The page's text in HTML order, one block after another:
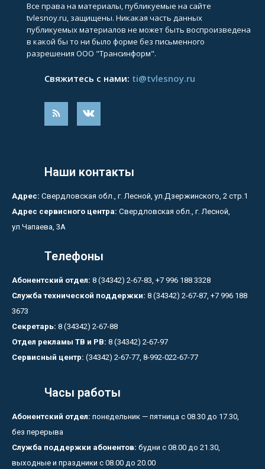
Все права на материалы, публикуемые на сайте
tvlesnoy.ru, защищены. Никакая часть данных
публикуемых материалов не может быть воспроизведена
в какой бы то ни было форме без письменного
разрешения ООО "Трансинформ".
Свяжитесь с нами: ti@tvlesnoy.ru
Наши контакты
Адрес: Свердловская обл., г. Лесной, ул.Дзержинского, 2 стр.1
Адрес сервисного центра: Свердловская обл., г. Лесной,
ул.Чапаева, 3А
Телефоны
Абонентский отдел: 8 (34342) 2-67-83, +7 996 188 3328
Служба технической поддержки: 8 (34342) 2-67-87, +7 996 188
3673
Секретарь: 8 (34342) 2-67-88
Отдел рекламы ТВ и РВ: 8 (34342) 2-67-97
Сервисный центр: (34342) 2-67-77, 8-992-022-67-77
Часы работы
Абонентский отдел: понедельник — пятница с 08.30 до 17.30,
без перерыва
Служба поддержки абонентов: будни с 08.00 до 21.30,
выходные и праздники с 08.00 до 20.00